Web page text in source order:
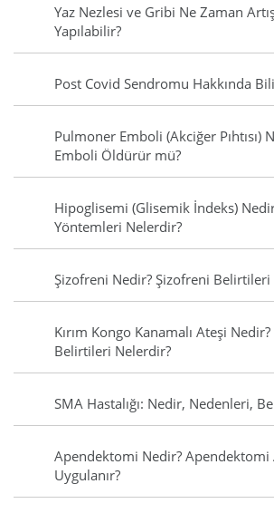
Yaz Nezlesi ve Gribi Ne Zaman
Yapılabilir?
Post Covid Sendromu Hakkında
Pulmoner Emboli (Akciğer Pıhtısı)
Emboli Öldürür mü?
Hipoglisemi (Glisemik İndeks)
Yöntemleri Nelerdir?
Şizofreni Nedir? Şizofreni Belirtileri
Kırım Kongo Kanamalı Ateşi
Belirtileri Nelerdir?
SMA Hastalığı: Nedir, Nedenleri,
Apendektomi Nedir? Apendektomi
Uygulanır?